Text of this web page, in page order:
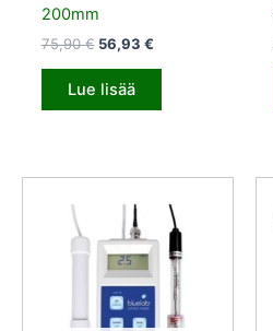
200mm
75,90€ 56,93 €
Lue lisää